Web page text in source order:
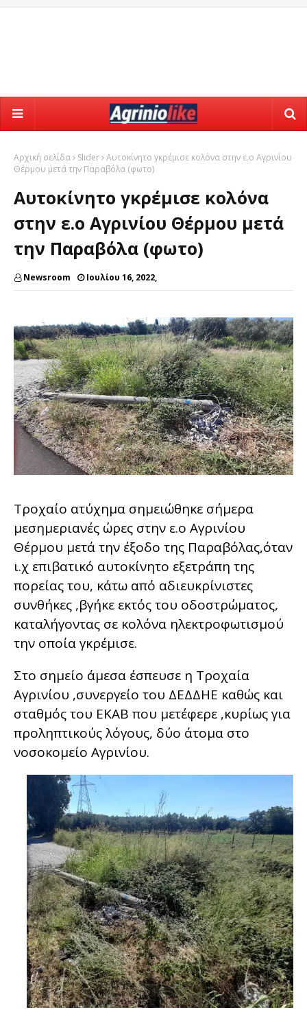
Αρχική σελίδα Slider Αυτοκίνητο γκρέμισε κολόνα στην ε.ο Αγρινίου
Θέρμου μετά την Παραβόλα (φωτο)
Αυτοκίνητο γκρέμισε κολόνα
στην ε.ο Αγρινίου Θέρμου μετά
την Παραβόλα (φωτο)
Newsroom Ιουλίου 16, 2022,
Τροχαίο ατύχημα σημειώθηκε σήμερα
μεσημεριανές ώρες στην ε.ο Αγρινίου
Θέρμου μετά την έξοδο της Παραβόλας,όταν
ι.χ επιβατικό αυτοκίνητο εξετράπη της
πορείας του, κάτω από αδιευκρίνιστες
συνθήκες ,βγήκε εκτός του οδοστρώματος,
καταλήγοντας σε κολόνα ηλεκτροφωτισμού
την οποία γκρέμισε.
Στο σημείο άμεσα έσπευσε η Τροχαία
Αγρινίου ,συνεργείο του ΔΕΔΔΗΕ καθώς και
σταθμός του ΕΚΑΒ που μετέφερε ,κυρίως για
προληπτικούς λόγους, δύο άτομα στο
νοσοκομείο Αγρινίου.